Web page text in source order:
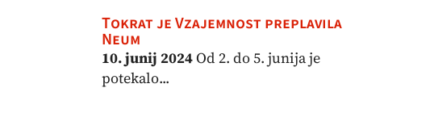
Tokrat je Vzajemnost preplavila
Neum
10. junij 2024Od 2. do 5. junija je
potekalo...